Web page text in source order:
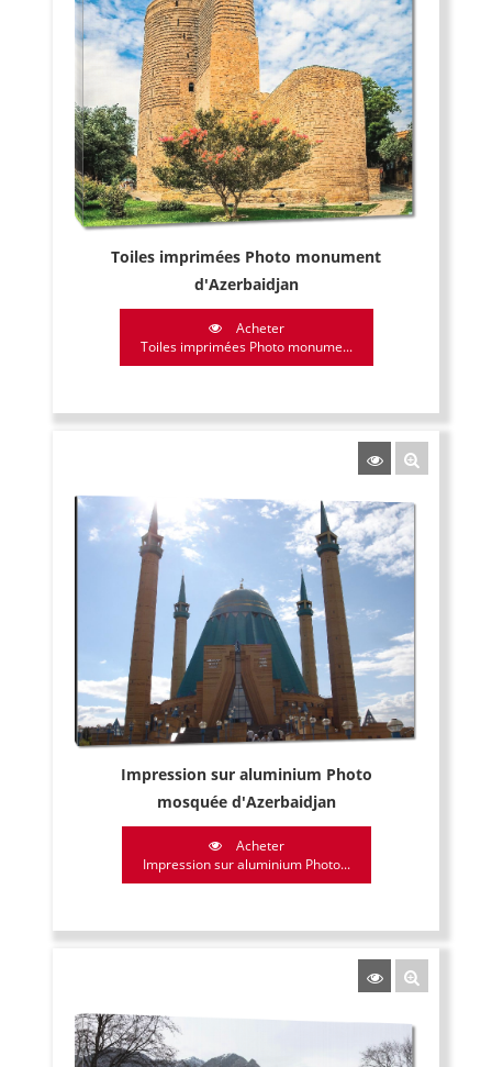
Toiles imprimées Photo monument
d'Azerbaidjan
Acheter
Toiles imprimées Photo monume...
Impression sur aluminium Photo
mosquée d'Azerbaidjan
Acheter
Impression sur aluminium Photo...